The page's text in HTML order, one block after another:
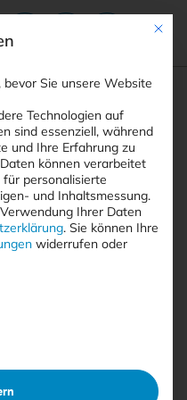
STIEHLT …
Mit
Sie unsere Website
Technologien auf
sind essenziell, während
und Ihre Erfahrung zu
können verarbeitet
für personalisierte
und Inhaltsmessung.
Ihrer Daten
. Sie können Ihre
widerrufen oder
Gruppen, für die eine